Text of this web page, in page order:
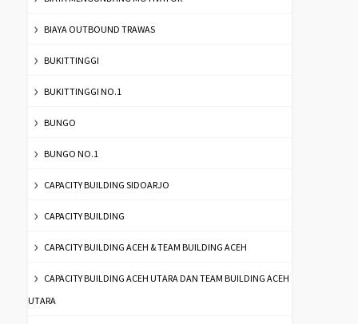
BIAYA OUTBOUND TRAWAS
BUKITTINGGI
BUKITTINGGI NO.1
BUNGO
BUNGO NO.1
CAPACITY BUILDING SIDOARJO
CAPACITY BUILDING
CAPACITY BUILDING ACEH & TEAM BUILDING ACEH
CAPACITY BUILDING ACEH UTARA DAN TEAM BUILDING ACEH
UTARA